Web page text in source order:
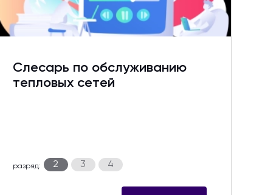
Слесарь по обслуживанию
тепловых сетей
разряд: 2 3 4